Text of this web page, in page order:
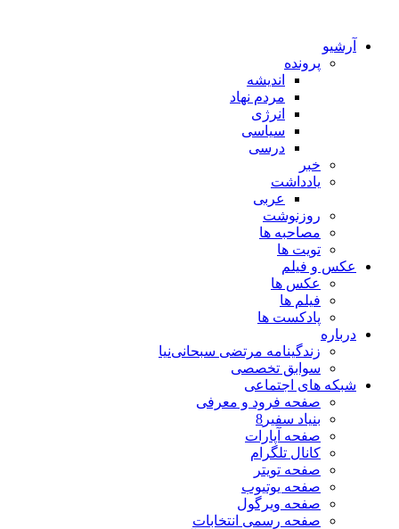
آرشیو
پرونده
اندیشه
مردم نهاد
انرژی
سیاسی
درسی
خبر
یادداشت
عربی
روزنوشت
مصاحبه ها
تویت ها
عکس و فیلم
عکس ها
فیلم ها
پادکست ها
درباره
زندگینامه مرتضی سبحانی‌نیا
سوابق تخصصی
شبکه های اجتماعی
صفحه فرود و معرفی
بنیاد سفیر8
صفحه آپارات
کانال تلگرام
صفحه تویتر
صفحه یوتیوب
صفحه ویرگول
صفحه رسمی انتخابات